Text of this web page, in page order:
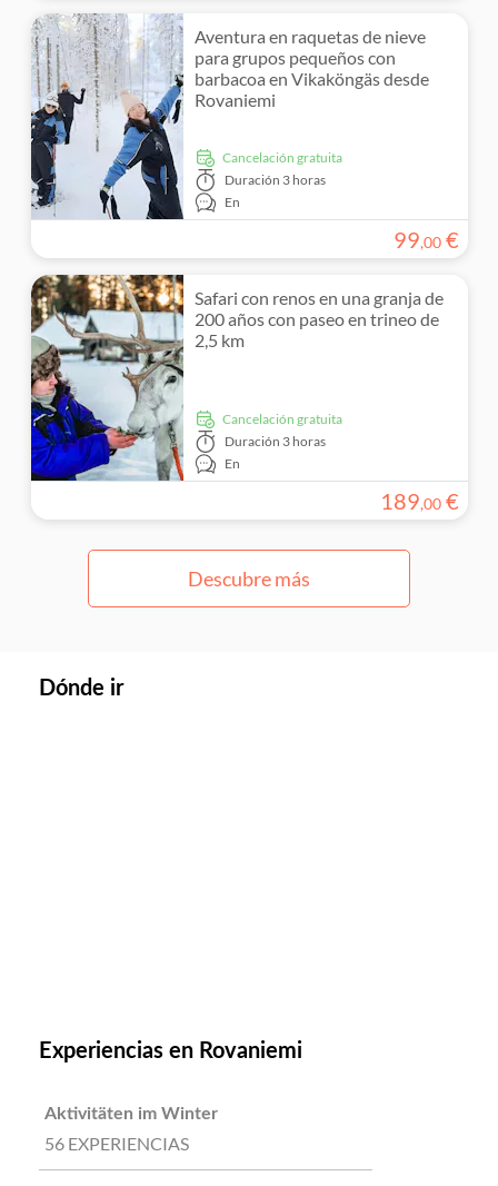
Aventura en raquetas de nieve
para grupos pequeños con
barbacoa en Vikaköngäs desde
Rovaniemi
cancelación gratuita
Duración 3 horas
En
99,00 €
Safari con renos en una granja de
200 años con paseo en trineo de
2,5 km
cancelación gratuita
Duración 3 horas
En
189,00 €
Descubre más
Dónde ir
Experiencias en Rovaniemi
Aktivitäten im Winter
56 EXPERIENCIAS